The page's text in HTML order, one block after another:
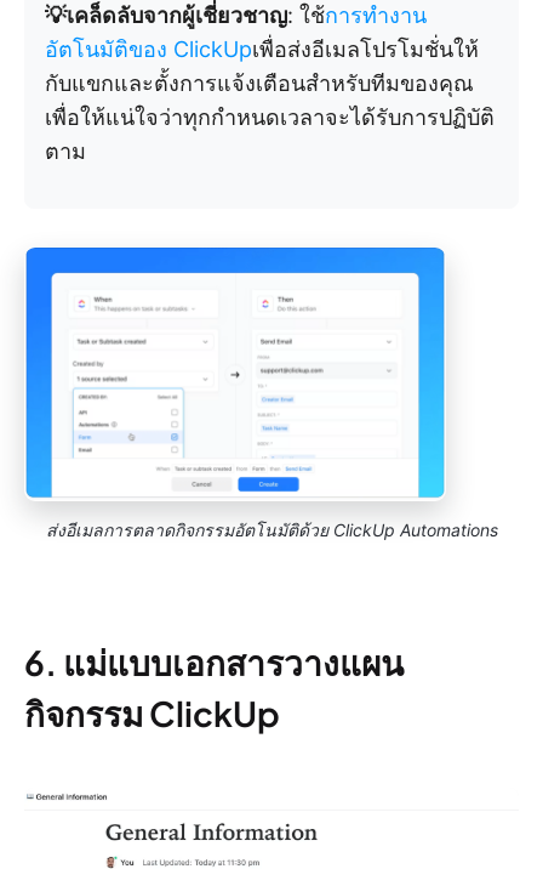
💡เคล็ดลับจากผู้เชี่ยวชาญ: ใช้การทำงาน
อัตโนมัติของ ClickUpเพื่อส่งอีเมลโปรโมชั่นให้
กับแขกและตั้งการแจ้งเตือนสำหรับทีมของคุณ
เพื่อให้แน่ใจว่าทุกกำหนดเวลาจะได้รับการปฏิบัติ
ตาม
ส่งอีเมลการตลาดกิจกรรมอัตโนมัติด้วย ClickUp Automations
6. แม่แบบเอกสารวางแผน
กิจกรรม ClickUp